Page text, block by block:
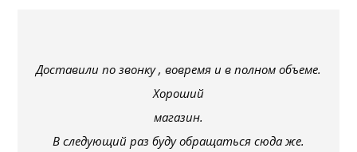
Доставили по звонку , вовремя и в полном объеме.
Хороший
магазин.
В следующий раз буду обращаться сюда же.